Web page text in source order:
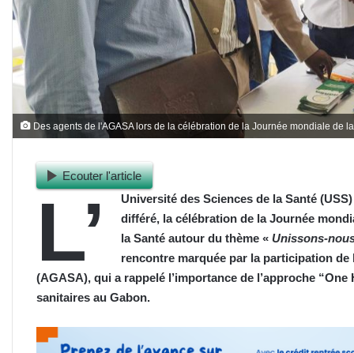
Des agents de l'AGASA lors de la célébration de la Journée mondiale de
Ecouter l'article
L’
Université des Sciences de la Santé
différé, la célébration de la Journée
la Santé autour du thème « Unissons-
rencontre marquée par la participation
(AGASA), qui a rappelé l’importance de l’approche
sanitaires au Gabon.